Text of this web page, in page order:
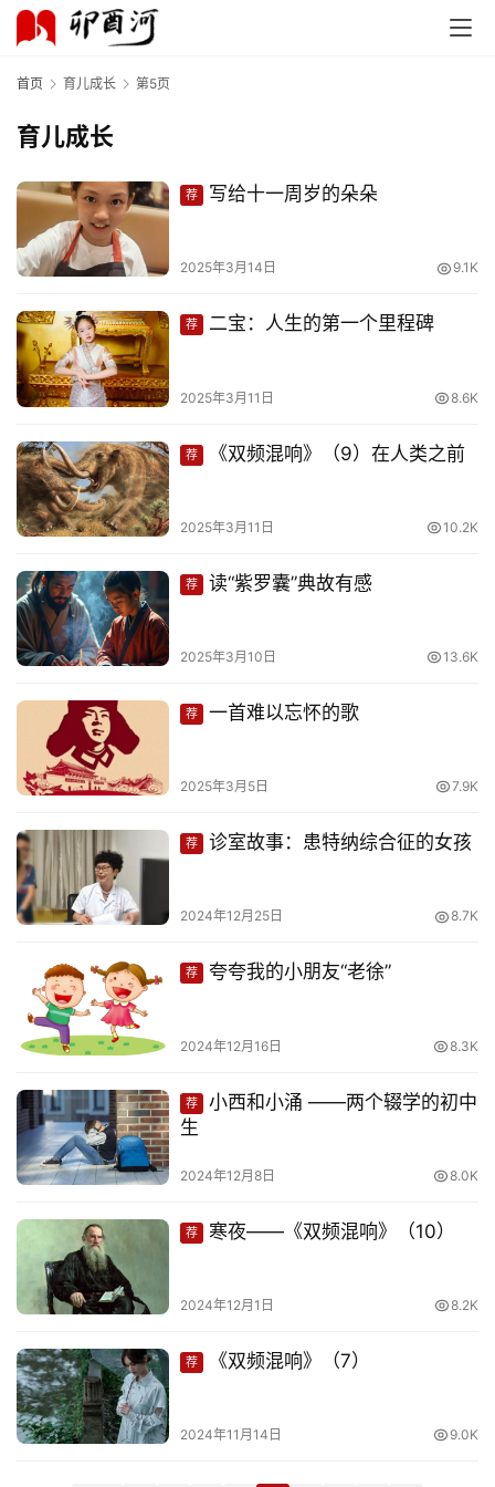
首
页
文
化
生
感
旅
游
育
乐
专
题
更
登录
首页 育儿成长 第5页
育儿成长
荐 写给十一周岁的朵朵
2025年3月14日 9.1K
荐 二宝：人生的第一个里程碑
2025年3月11日 8.6K
荐 《双频混响》（9）在人类之前
2025年3月11日 10.2K
荐 读“紫罗囊”典故有感
2025年3月10日 13.6K
荐 一首难以忘怀的歌
2025年3月5日 7.9K
荐 诊室故事：患特纳综合征的女孩
2024年12月25日 8.7K
荐 夸夸我的小朋友“老徐”
2024年12月16日 8.3K
荐 小西和小涌 ——两个辍学的初中
生
2024年12月8日 8.0K
荐 寒夜——《双频混响》（10）
2024年12月1日 8.2K
荐 《双频混响》（7）
2024年11月14日 9.0K